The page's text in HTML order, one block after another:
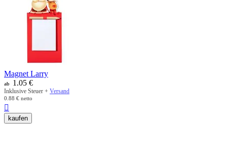
Magnet Larry
ab 1.05 €
Inklusive Steuer + Versand
0.88 € netto

kaufen